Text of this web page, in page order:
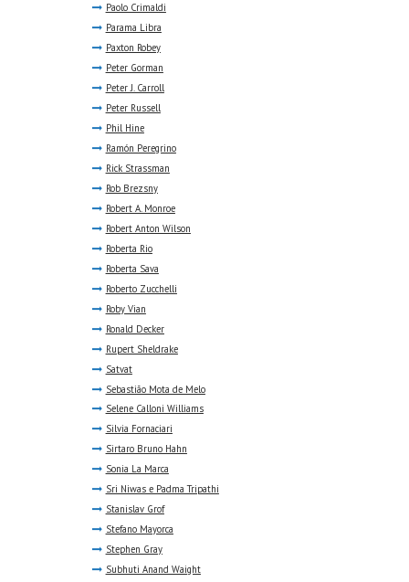
Paolo Crimaldi
Parama Libra
Paxton Robey
Peter Gorman
Peter J. Carroll
Peter Russell
Phil Hine
Ramón Peregrino
Rick Strassman
Rob Brezsny
Robert A. Monroe
Robert Anton Wilson
Roberta Rio
Roberta Sava
Roberto Zucchelli
Roby Vian
Ronald Decker
Rupert Sheldrake
Satvat
Sebastião Mota de Melo
Selene Calloni Williams
Silvia Fornaciari
Sirtaro Bruno Hahn
Sonia La Marca
Sri Niwas e Padma Tripathi
Stanislav Grof
Stefano Mayorca
Stephen Gray
Subhuti Anand Waight